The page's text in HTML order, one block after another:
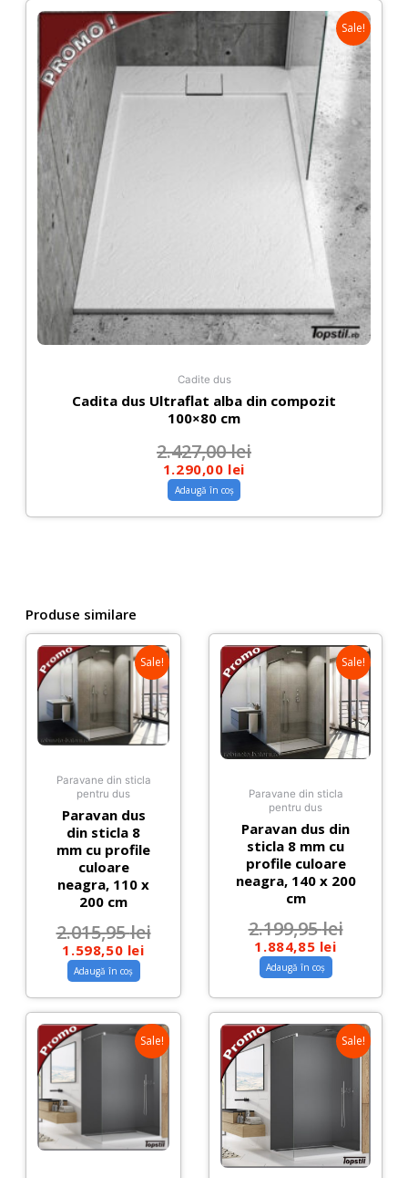
Sale!
Cadite dus
Cadita dus Ultraflat alba din compozit
100×80 cm
2.427,00lei
1.290,00 lei
Adaugă în coș
Produse similare
Sale!
Paravane din sticla
pentru dus
Paravan dus
din sticla 8
mm cu profile
culoare
neagra, 110 x
200 cm
2.015,95lei
1.598,50 lei
Adaugă în coș
Sale!
Paravane din sticla
pentru dus
Paravan dus din
sticla 8 mm cu
profile culoare
neagra, 140 x 200
cm
2.199,95lei
1.884,85 lei
Adaugă în coș
Sale! Sale!